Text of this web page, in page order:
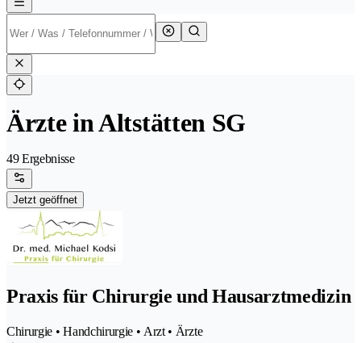
Ärzte in Altstätten SG
49 Ergebnisse
Jetzt geöffnet
Praxis für Chirurgie und Hausarztmedizin
Chirurgie • Handchirurgie • Arzt • Ärzte